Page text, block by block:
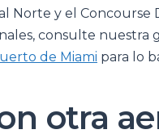
Norte y el
consulte nuestra
de Miami para lo
otra